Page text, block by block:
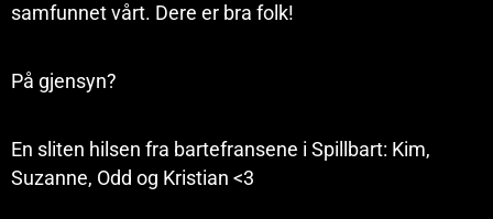
samfunnet vårt. Dere er bra folk!
På gjensyn?
En sliten hilsen fra bartefransene i Spillbart: Kim,
Suzanne, Odd og Kristian <3